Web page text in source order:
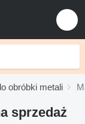
obróbki metali
sprzedaż